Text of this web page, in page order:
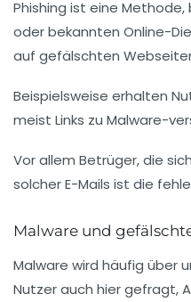
Phishing ist eine
oder bekannten Online-
auf gefälschten
Beispielsweise erhalten
meist Links zu Malware-
Vor allem Betrüger, die
solcher E-Mails ist die
Malware und
Malware wird häufig über
Nutzer auch hier gefragt,